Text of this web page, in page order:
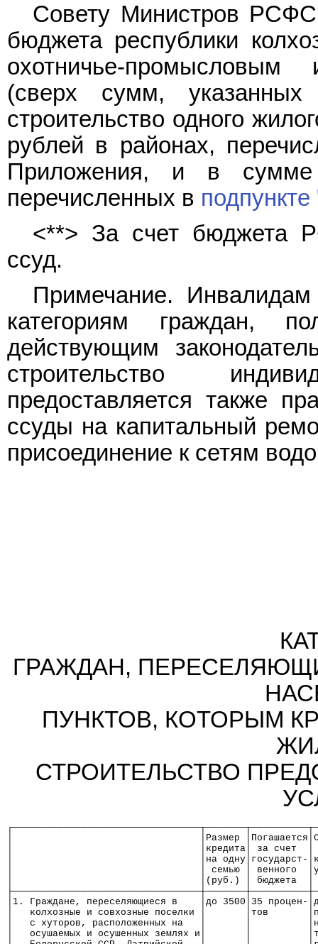
Совету Министров
бюджета республики
охотничье-промысловым
(сверх сумм,
строительство одного
рублей в районах,
Приложения, и в
перечисленных в
<**> За счет бюджета
ссуд.
Примечание.
категориям граждан,
действующим
строительство
предоставляется также
ссуды на капитальный
присоединение к сетям
ГРАЖДАН,
ПУНКТОВ, КОТОРЫМ
СТРОИТЕЛЬСТВО
│                                 │Размер
│                                 │кредита│ за счет  │
│                                 │на одну│государст-
│                                 │ семью │ венного
│                                 │(руб.) │ бюджета  │
│1. Граждане, переселяющиеся в    │до 3500│35 процен-
│   колхозные и совхозные поселки │       │тов
│   с хуторов, расположенных на   │       │
│   осушаемых и осушенных землях и│       │